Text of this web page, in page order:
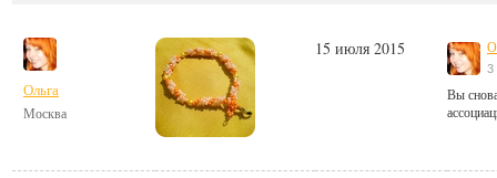
Ольга
Москва
15 июля 2015
3
Вы